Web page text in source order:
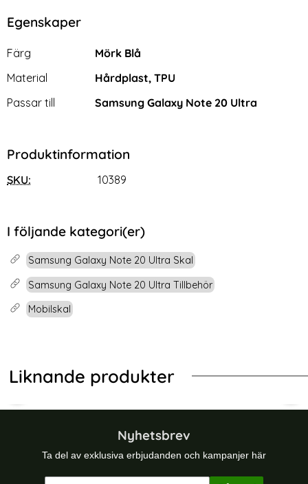
Egenskaper
Egenskaper/attribut för denna produkt
Attribut
Färg
Mörk Blå
Material
Hårdplast, TPU
Passar till
Samsung Galaxy Note 20 Ultra
Produktinformation
SKU: 10389
I följande kategori(er)
Samsung Galaxy Note 20 Ultra Skal
Samsung Galaxy Note 20 Ultra Tillbehör
Mobilskal
Liknande produkter
Galaxy Note 10 - Armour Skal - GuldSamsung Galaxy Note 20 - Armor
Nyhetsbrev
Ta del av exklusiva erbjudanden och kampanjer här